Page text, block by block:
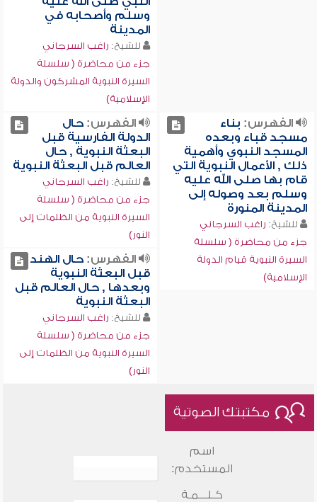
وسلم وأصحابه في
المدينة
للشيخ: راغب السرجاني
جزء من محاضرة ( سلسلة
السيرة النبوية المشركون والدولة
الإسلامية)
الفهرس: بناء
مسجد قباء وبعده
المسجد النبوي وأهمية
ذلك , الأعمال النبوية التي
قام بها صلى الله عليه
وسلم بعد وصوله إلى
المدينة المنورة
للشيخ: راغب السرجاني
جزء من محاضرة ( سلسلة
السيرة النبوية قيام الدولة
الإسلامية)
الفهرس:حال
الدولة الفارسية قبل
البعثة النبوية , حال
العالم قبل البعثة النبوية
للشيخ: راغب السرجاني
جزء من محاضرة ( سلسلة
السيرة النبوية من الظلمات إلى
النور)
الفهرس:حال الهند
قبل البعثة النبوية
وبعدها , حال العالم قبل
البعثة النبوية
للشيخ: راغب السرجاني
جزء من محاضرة ( سلسلة
السيرة النبوية من الظلمات إلى
النور)
مكتبتك الصوتية
اسم
المستخدم:
كـلـــمـة